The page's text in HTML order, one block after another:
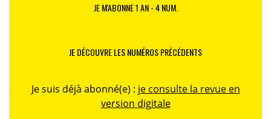
JE M'ABONNE 1 AN - 4 NUM.
JE DÉCOUVRE LES NUMÉROS PRÉCÉDENTS
Je suis déjà abonné(e) : je consulte la revue en
version digitale